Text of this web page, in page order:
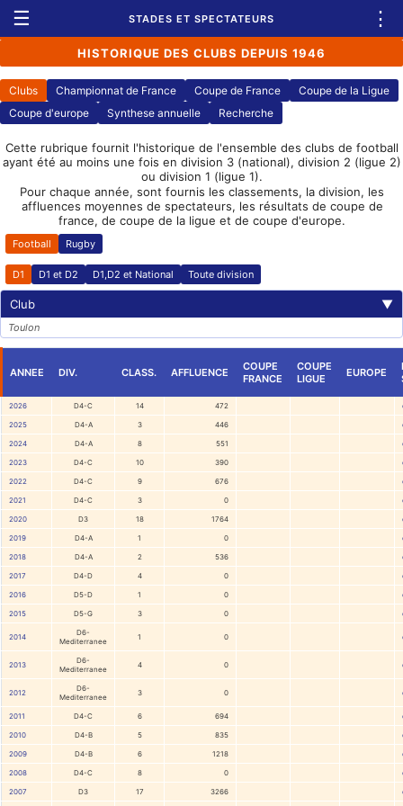
☰ STADES ET SPECTATEURS ⋮
HISTORIQUE DES CLUBS DEPUIS 1946
Clubs Championnat de France Coupe de France
Coupe de la Ligue
Coupe d'europe
Synthese annuelle Recherche
Cette rubrique fournit l'historique de l'ensemble des clubs de football
ayant été au moins une fois en division 3 (national), division 2 (ligue 2)
ou division 1 (ligue 1).
Pour chaque année, sont fournis les classements, la division, les
affluences moyennes de spectateurs, les résultats de coupe de
france, de coupe de la ligue et de coupe d'europe.
Football Rugby
D1 D1 et D2 D1,D2 et National Toute division
Club ▼
Toulon
ANNEE DIV. CLASS. AFFLUENCE
COUPE
FRANCE
COUPE
LIGUE
EUROPE
2026 D4-C 14 472
2025 D4-A 3 446
2024 D4-A 8 551
2023 D4-C 10 390
2022 D4-C 9 676
2021 D4-C 3 0
2020 D3 18 1764
2019 D4-A 1 0
2018 D4-A 2 536
2017 D4-D 4 0
2016 D5-D 1 0
2015 D5-G 3 0
2014
D6-
Mediterranee
1 0
2013
D6-
Mediterranee
4 0
2012
D6-
Mediterranee
3 0
2011 D4-C 6 694
2010 D4-B 5 835
2009 D4-B 6 1218
2008 D4-C 8 0
2007 D3 17 3266